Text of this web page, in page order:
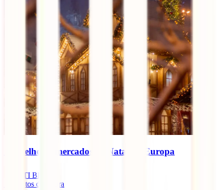
Os melhores mercados de Natal da Europa
IATI Blog
minutos de leitura